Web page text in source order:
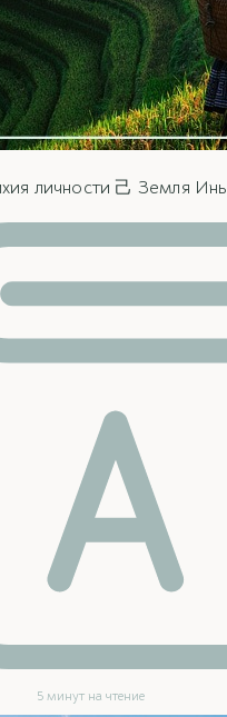
личности 己 Земля Инь
5 минут на чтение